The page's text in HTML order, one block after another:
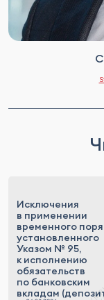
Исключения
в применении
временного
установленного
Указом № 95,
к исполнению
обязательств
по банковским
вкладам